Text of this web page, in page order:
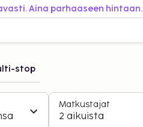
Aina parhaaseen hintaan.
stop
Matkustajat
2 aikuista